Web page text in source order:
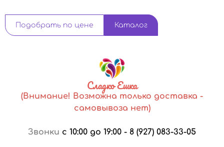
Подобрать по цене Каталог
Сладко Ешка
(Внимание! Возможна только доставка -
самовывоза нет)
Звонки с 10:00 до 19:00 - 8 (927) 083-33-05